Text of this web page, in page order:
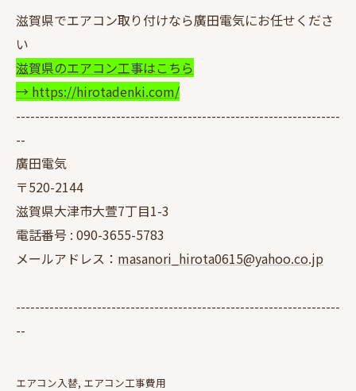
滋賀県でエアコン取り付けなら廣田電気にお任せくださ
い
滋賀県のエアコン工事はこちら
→ https://hirotadenki.com/
--------------------------------------------------------------------
--
廣田電気
〒520-2144
滋賀県大津市大萱7丁目1-3
電話番号 : 090-3655-5783
メールアドレス： masanori_hirota0615@yahoo.co.jp
--------------------------------------------------------------------
--
エアコン入替 エアコン工事費用